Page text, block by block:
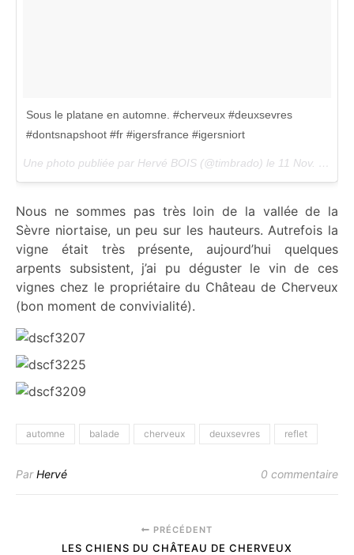
Sous le platane en automne. #cherveux #deuxsevres
#dontsnapshoot #fr #igersfrance #igersniort
Une photo publiée par Hervé BOIS (@timbrado) le 11 Nov. 2016 à 9h50 PST
Nous ne sommes pas très loin de la vallée de la
Sèvre niortaise, un peu sur les hauteurs. Autrefois la
vigne était très présente, aujourd’hui quelques
arpents subsistent, j’ai pu déguster le vin de ces
vignes chez le propriétaire du Château de Cherveux
(bon moment de convivialité).
automne balade cherveux deuxsevres reflet
ParHervé 0 commentaire
PRÉCÉDENT
LES CHIENS DU CHÂTEAU DE CHERVEUX